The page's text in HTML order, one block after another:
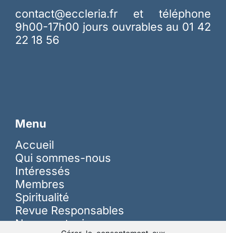
contact@eccleria.fr et téléphone
9h00-17h00 jours ouvrables au 01 42
22 18 56
Menu
Accueil
Qui sommes-nous
Intéressés
Membres
Spiritualité
Revue Responsables
Nous soutenir